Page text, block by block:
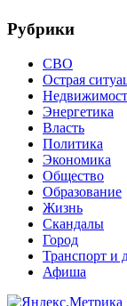
Рубрики
СВО
Острая
Энергетика
Власть
Политика
Экономика
Общество
Образование
Жизнь
Скандалы
Город
Транспорт и
Афиша